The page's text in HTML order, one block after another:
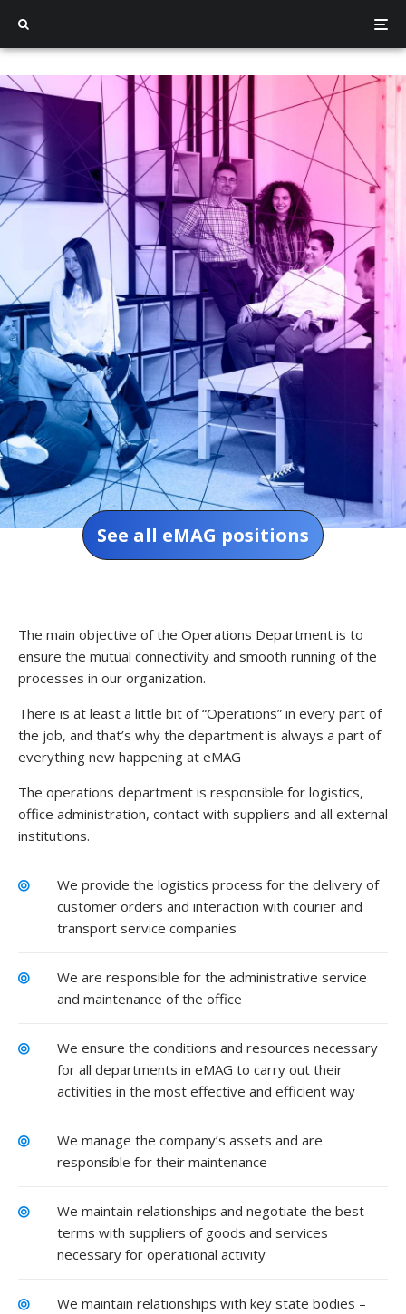
See all eMAG positions
The main objective of the Operations Department is to
ensure the mutual connectivity and smooth running of the
processes in our organization.
There is at least a little bit of “Operations” in every part of
the job, and that’s why the department is always a part of
everything new happening at eMAG
The operations department is responsible for logistics,
office administration, contact with suppliers and all external
institutions.
We provide the logistics process for the delivery of
customer orders and interaction with courier and
transport service companies
We are responsible for the administrative service
and maintenance of the office
We ensure the conditions and resources necessary
for all departments in eMAG to carry out their
activities in the most effective and efficient way
We manage the company’s assets and are
responsible for their maintenance
We maintain relationships and negotiate the best
terms with suppliers of goods and services
necessary for operational activity
We maintain relationships with key state bodies –